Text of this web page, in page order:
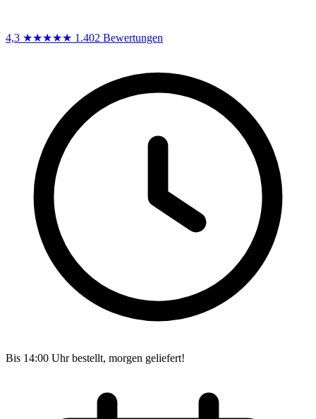
4,3 ★★★★★ 1.402 Bewertungen
Bis 14:00 Uhr bestellt, morgen geliefert!